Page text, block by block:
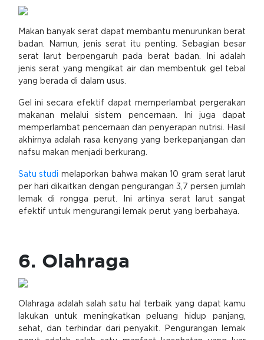
Makan banyak serat dapat membantu menurunkan berat
badan. Namun, jenis serat itu penting. Sebagian besar
serat larut berpengaruh pada berat badan. Ini adalah
jenis serat yang mengikat air dan membentuk gel tebal
yang berada di dalam usus.
Gel ini secara efektif dapat memperlambat pergerakan
makanan melalui sistem pencernaan. Ini juga dapat
memperlambat pencernaan dan penyerapan nutrisi. Hasil
akhirnya adalah rasa kenyang yang berkepanjangan dan
nafsu makan menjadi berkurang.
Satu studi melaporkan bahwa makan 10 gram serat larut
per hari dikaitkan dengan pengurangan 3,7 persen jumlah
lemak di rongga perut. Ini artinya serat larut sangat
efektif untuk mengurangi lemak perut yang berbahaya.
6. Olahraga
Olahraga adalah salah satu hal terbaik yang dapat kamu
lakukan untuk meningkatkan peluang hidup panjang,
sehat, dan terhindar dari penyakit. Pengurangan lemak